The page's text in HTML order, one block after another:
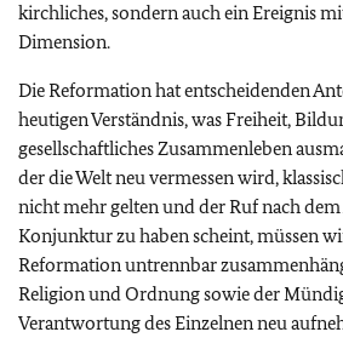
kirchliches, sondern auch ein Ereignis
Dimension.
Die Reformation hat entscheidenden
heutigen Verständnis, was Freiheit,
gesellschaftliches Zusammenleben
der die Welt neu vermessen wird,
nicht mehr gelten und der Ruf nach
Konjunktur zu haben scheint, müssen
Reformation untrennbar
Religion und Ordnung sowie der
Verantwortung des Einzelnen neu